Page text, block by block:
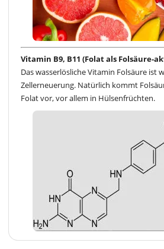
Vitamin B9, B11 (Folat als Folsäure-
Das wasserlösliche Vitamin Folsäure ist
Zellerneuerung. Natürlich kommt
Folat vor, vor allem in Hülsenfrüchten.